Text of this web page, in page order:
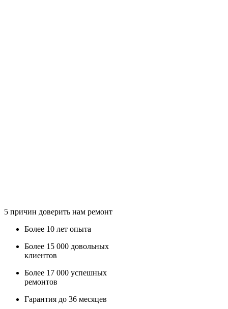
5 причин доверить нам ремонт
Более 10 лет опыта
Более 15 000 довольных
клиентов
Более 17 000 успешных
ремонтов
Гарантия до 36 месяцев